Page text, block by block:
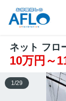
ネット フロ
10万円～
1 /29